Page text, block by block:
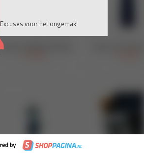
Excuses voor het ongemak!